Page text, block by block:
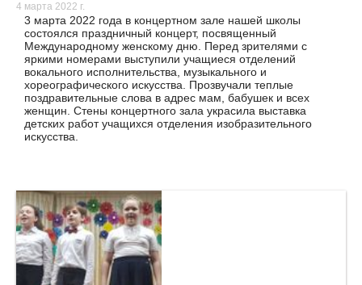
4 марта 2022 г.
3 марта 2022 года в концертном зале нашей школы
состоялся праздничный концерт, посвященный
Международному женскому дню. Перед зрителями с
яркими номерами выступили учащиеся отделений
вокального исполнительства, музыкального и
хореографического искусства. Прозвучали теплые
поздравительные слова в адрес мам, бабушек и всех
женщин. Стены концертного зала украсила выставка
детских работ учащихся отделения изобразительного
искусства.